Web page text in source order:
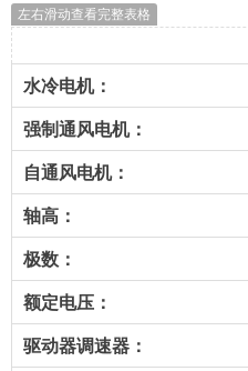
左右滑动查看完整表格
水冷电机：
强制通风电机：
自通风电机：
轴高：
极数：
额定电压：
驱动器调速器：